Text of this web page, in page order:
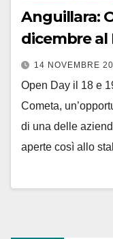
Anguillara:
dicembre al
14 NOVEMBRE
Open Day il 18 e
Cometa,
di una delle
aperte così allo